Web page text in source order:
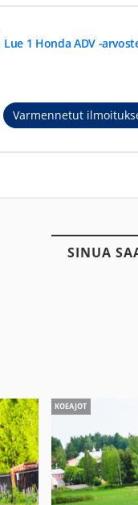
Lue 1 Honda ADV -
Varmennetut
SINUA
KOEAJOT